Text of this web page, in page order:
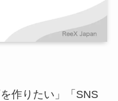
作りたい」「SNS